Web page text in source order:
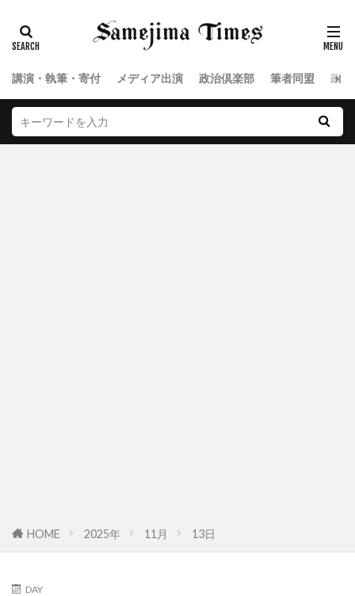
講演・執筆・寄付 メディア出演 政治倶楽部 筆者同盟 政
HOME 2025年 11月 13日
DAY